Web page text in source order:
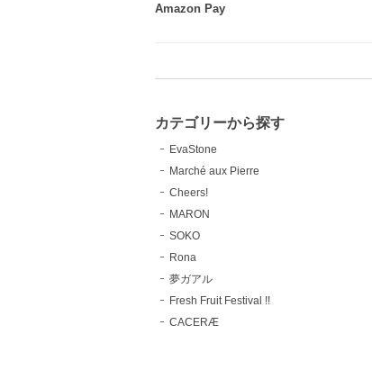
Amazon Pay
カテゴリーから探す
EvaStone
Marché aux Pierre
Cheers!
MARON
SOKO
Rona
夢ガアル
Fresh Fruit Festival !!
CACERÆ